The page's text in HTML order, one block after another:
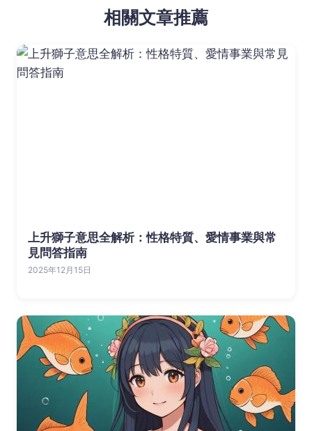
相關文章推薦
上升獅子意思全解析：性格特質、愛情事業與常
見問答指南
2025年12月15日